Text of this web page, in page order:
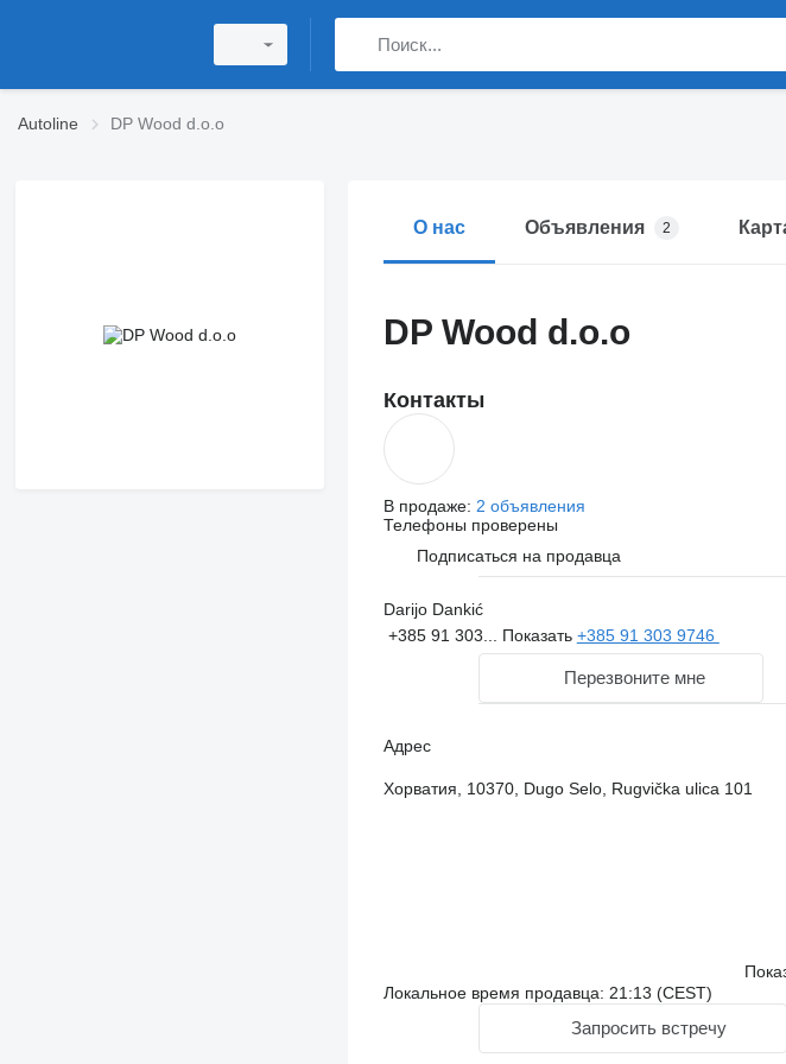
Autoline DP Wood d.o.o
О нас Объявления 2
DP Wood d.o.o
Контакты
В продаже: 2 объявления
Телефоны проверены
Подписаться на продавца
Darijo Dankić
+385 91 303... Показать +385 91 303 9746
Перезвоните мне
Адрес
Хорватия, 10370, Dugo Selo, Rugvička ulica 101
Локальное время продавца: 21:13 (CEST)
Запросить встречу